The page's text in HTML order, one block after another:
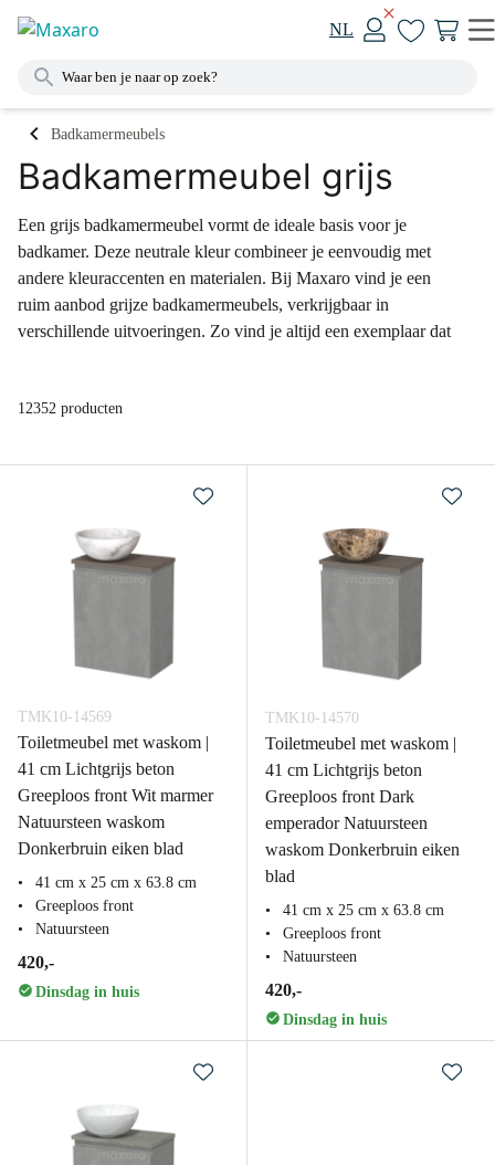
NL
Badkamermeubels
Badkamermeubel grijs
Een grijs badkamermeubel vormt de ideale basis voor je
badkamer. Deze neutrale kleur combineer je eenvoudig met
andere kleuraccenten en materialen. Bij Maxaro vind je een
ruim aanbod grijze badkamermeubels, verkrijgbaar in
verschillende uitvoeringen. Zo vind je altijd een exemplaar dat
12352 producten
TMK10-14569
Toiletmeubel met waskom |
41 cm Lichtgrijs beton
Greeploos front Wit marmer
Natuursteen waskom
Donkerbruin eiken blad
41 cm x 25 cm x 63.8 cm
Greeploos front
Natuursteen
420,-
Dinsdag in huis
TMK10-14570
Toiletmeubel met waskom |
41 cm Lichtgrijs beton
Greeploos front Dark
emperador Natuursteen
waskom Donkerbruin eiken
blad
41 cm x 25 cm x 63.8 cm
Greeploos front
Natuursteen
420,-
Dinsdag in huis